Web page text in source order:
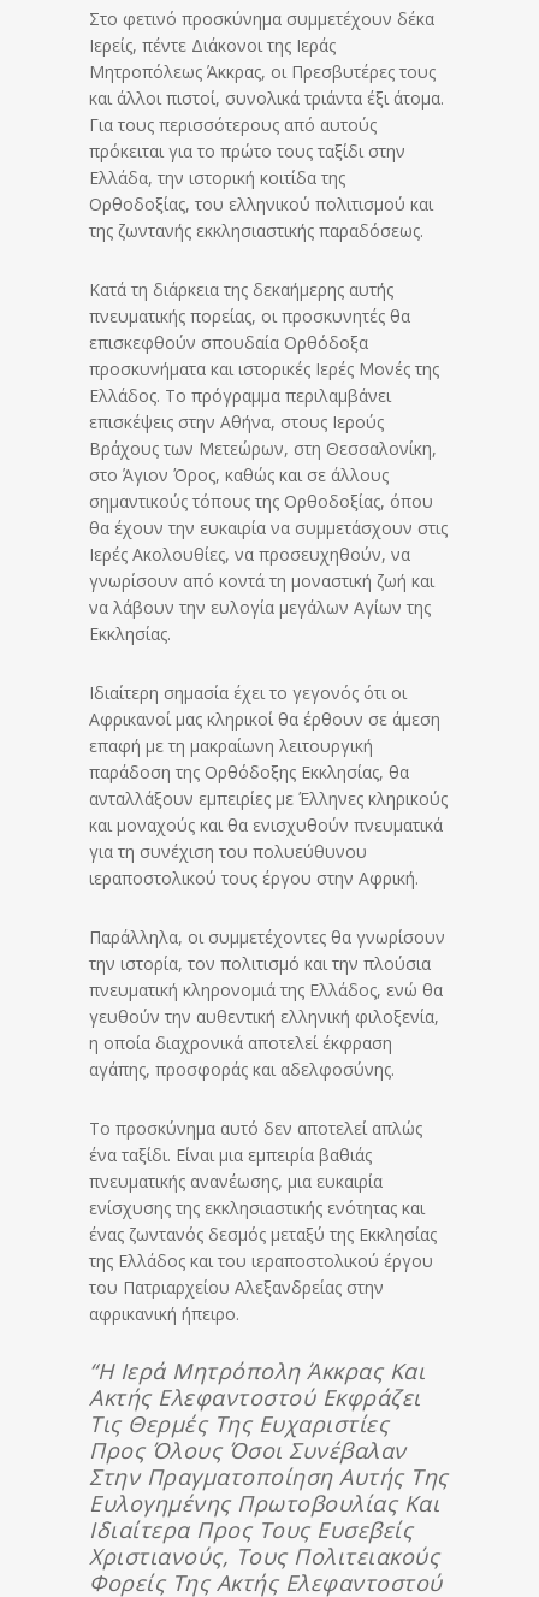
Στο φετινό προσκύνημα συμμετέχουν δέκα
Ιερείς, πέντε Διάκονοι της Ιεράς
Μητροπόλεως Άκκρας, οι Πρεσβυτέρες τους
και άλλοι πιστοί, συνολικά τριάντα έξι άτομα.
Για τους περισσότερους από αυτούς
πρόκειται για το πρώτο τους ταξίδι στην
Ελλάδα, την ιστορική κοιτίδα της
Ορθοδοξίας, του ελληνικού πολιτισμού και
της ζωντανής εκκλησιαστικής παραδόσεως.
Κατά τη διάρκεια της δεκαήμερης αυτής
πνευματικής πορείας, οι προσκυνητές θα
επισκεφθούν σπουδαία Ορθόδοξα
προσκυνήματα και ιστορικές Ιερές Μονές της
Ελλάδος. Το πρόγραμμα περιλαμβάνει
επισκέψεις στην Αθήνα, στους Ιερούς
Βράχους των Μετεώρων, στη Θεσσαλονίκη,
στο Άγιον Όρος, καθώς και σε άλλους
σημαντικούς τόπους της Ορθοδοξίας, όπου
θα έχουν την ευκαιρία να συμμετάσχουν στις
Ιερές Ακολουθίες, να προσευχηθούν, να
γνωρίσουν από κοντά τη μοναστική ζωή και
να λάβουν την ευλογία μεγάλων Αγίων της
Εκκλησίας.
Ιδιαίτερη σημασία έχει το γεγονός ότι οι
Αφρικανοί μας κληρικοί θα έρθουν σε άμεση
επαφή με τη μακραίωνη λειτουργική
παράδοση της Ορθόδοξης Εκκλησίας, θα
ανταλλάξουν εμπειρίες με Έλληνες κληρικούς
και μοναχούς και θα ενισχυθούν πνευματικά
για τη συνέχιση του πολυεύθυνου
ιεραποστολικού τους έργου στην Αφρική.
Παράλληλα, οι συμμετέχοντες θα γνωρίσουν
την ιστορία, τον πολιτισμό και την πλούσια
πνευματική κληρονομιά της Ελλάδος, ενώ θα
γευθούν την αυθεντική ελληνική φιλοξενία,
η οποία διαχρονικά αποτελεί έκφραση
αγάπης, προσφοράς και αδελφοσύνης.
Το προσκύνημα αυτό δεν αποτελεί απλώς
ένα ταξίδι. Είναι μια εμπειρία βαθιάς
πνευματικής ανανέωσης, μια ευκαιρία
ενίσχυσης της εκκλησιαστικής ενότητας και
ένας ζωντανός δεσμός μεταξύ της Εκκλησίας
της Ελλάδος και του ιεραποστολικού έργου
του Πατριαρχείου Αλεξανδρείας στην
αφρικανική ήπειρο.
“Η Ιερά Μητρόπολη Άκκρας Και
Ακτής Ελεφαντοστού Εκφράζει
Τις Θερμές Της Ευχαριστίες
Προς Όλους Όσοι Συνέβαλαν
Στην Πραγματοποίηση Αυτής Της
Ευλογημένης Πρωτοβουλίας Και
Ιδιαίτερα Προς Τους Ευσεβείς
Χριστιανούς, Τους Πολιτειακούς
Φορείς Της Ακτής Ελεφαντοστού